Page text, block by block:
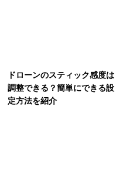
ドローンのスティック感度は
調整できる？簡単にできる設
定方法を紹介